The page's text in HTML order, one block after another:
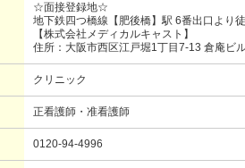
☆面接登録地☆
地下鉄四つ橋線【肥後橋】駅 6番出口より
【株式会社メディカルキャスト】
住所：大阪市西区江戸堀1丁目7-13 倉庵ビ
クリニック
正看護師・准看護師
0120-94-4996